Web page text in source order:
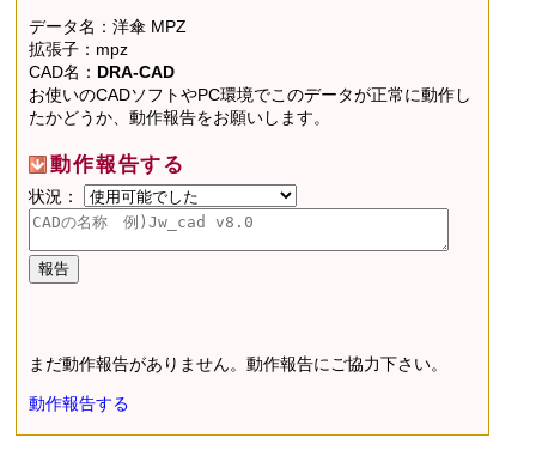
データ名：洋傘 MPZ
拡張子：mpz
CAD名： DRA-CAD
お使いのCADソフトやPC環境でこのデータが正常に動作し
たかどうか、動作報告をお願いします。
動作報告する
状況：
まだ動作報告がありません。動作報告にご協力下さい。
動作報告する